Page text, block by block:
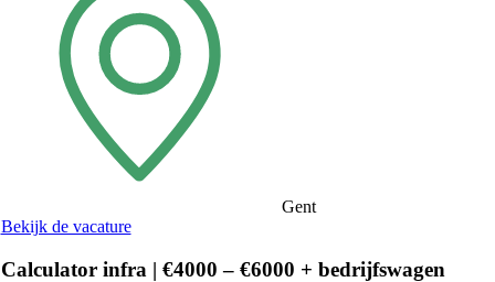
Gent
Bekijk de vacature
Calculator infra | €4000 – €6000 + bedrijfswagen